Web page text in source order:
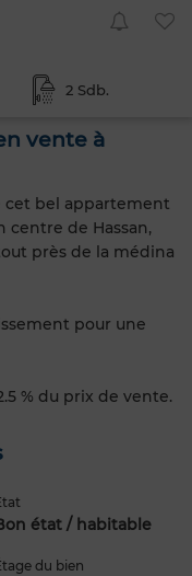
2 Sdb.
vente à
cet bel appartement
centre de Hassan,
près de la médina
pour une
% du prix de vente.
état / habitable
du bien